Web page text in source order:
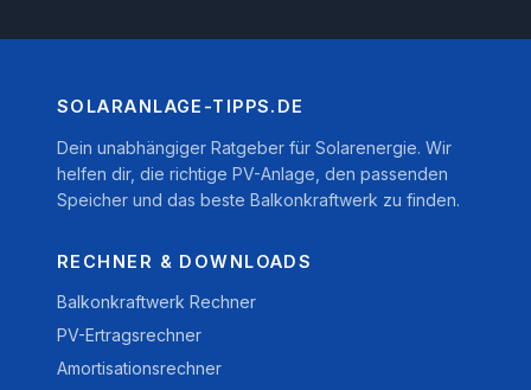
SOLARANLAGE-TIPPS.DE
Dein unabhängiger Ratgeber für Solarenergie. Wir
helfen dir, die richtige PV-Anlage, den passenden
Speicher und das beste Balkonkraftwerk zu finden.
RECHNER & DOWNLOADS
Balkonkraftwerk Rechner
PV-Ertragsrechner
Amortisationsrechner